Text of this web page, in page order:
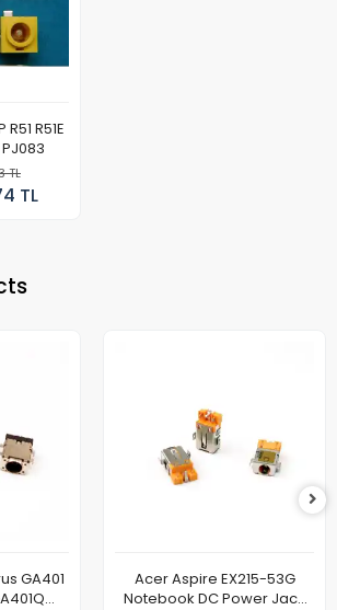
R51E
TL
TL
GA401
Acer Aspire EX215-53G
Notebook DC Power Jack